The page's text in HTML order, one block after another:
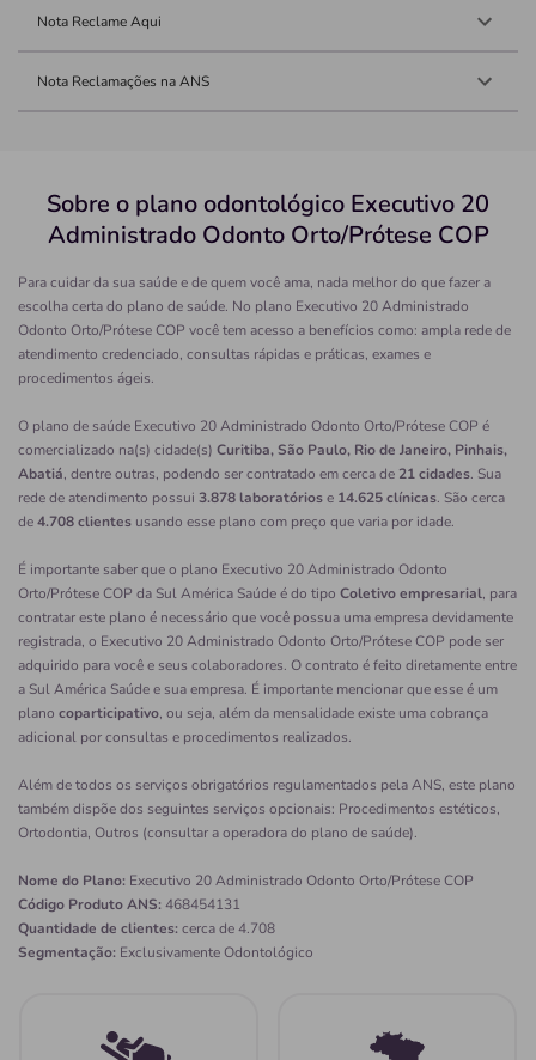
Nota Reclame Aqui
Nota Reclamações na ANS
Sobre o plano odontológico Executivo 20
Administrado Odonto Orto/Prótese COP
Para cuidar da sua saúde e de quem você ama, nada melhor do que fazer a
escolha certa do plano de saúde. No plano Executivo 20 Administrado
Odonto Orto/Prótese COP você tem acesso a benefícios como: ampla rede de
atendimento credenciado, consultas rápidas e práticas, exames e
procedimentos ágeis.
O plano de saúde Executivo 20 Administrado Odonto Orto/Prótese COP é
comercializado na(s) cidade(s) Curitiba, São Paulo, Rio de Janeiro, Pinhais,
Abatiá, dentre outras, podendo ser contratado em cerca de 21 cidades. Sua
rede de atendimento possui 3.878 laboratóriose 14.625 clínicas. São cerca
de4.708 clientes usando esse plano com preço que varia por idade.
É importante saber que o plano Executivo 20 Administrado Odonto
Orto/Prótese COP da Sul América Saúde é do tipo Coletivo empresarial, para
contratar este plano é necessário que você possua uma empresa devidamente
registrada, o Executivo 20 Administrado Odonto Orto/Prótese COP pode ser
adquirido para você e seus colaboradores. O contrato é feito diretamente entre
a Sul América Saúde e sua empresa. É importante mencionar que esse é um
plano coparticipativo, ou seja, além da mensalidade existe uma cobrança
adicional por consultas e procedimentos realizados.
Além de todos os serviços obrigatórios regulamentados pela ANS, este plano
também dispõe dos seguintes serviços opcionais: Procedimentos estéticos,
Ortodontia, Outros (consultar a operadora do plano de saúde).
Nome do Plano: Executivo 20 Administrado Odonto Orto/Prótese COP
Código Produto ANS:468454131
Quantidade de clientes:cerca de 4.708
Segmentação: Exclusivamente Odontológico